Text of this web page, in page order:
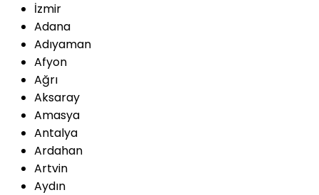
İzmir
Adana
Adıyaman
Afyon
Ağrı
Aksaray
Amasya
Antalya
Ardahan
Artvin
Aydın